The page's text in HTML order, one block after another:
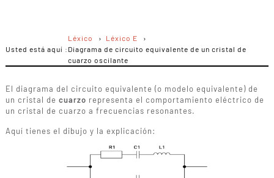
Usted está aquí :
Léxico
Léxico E
Diagrama de circuito equivalente de un cristal de
cuarzo oscilante
El diagrama del circuito equivalente (o modelo equivalente) de
un cristal de cuarzo representa el comportamiento eléctrico de
un cristal de cuarzo a frecuencias resonantes.
Aquí tienes el dibujo y la explicación: